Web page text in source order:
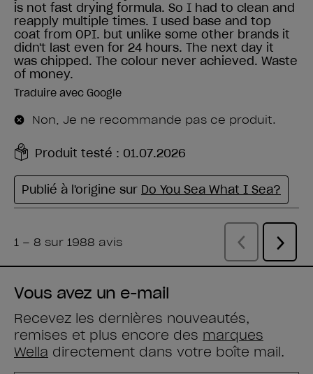
Vous avez un e-mail
Recevez les dernières nouveautés,
remises et plus encore des marques
Wella directement dans votre boîte mail.